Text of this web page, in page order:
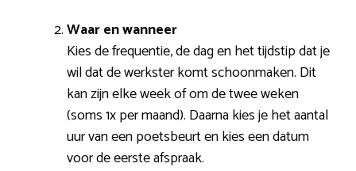
Waar en wanneer
Kies de frequentie, de dag en het tijdstip dat je
wil dat de werkster komt schoonmaken. Dit
kan zijn elke week of om de twee weken
(soms 1x per maand). Daarna kies je het aantal
uur van een poetsbeurt en kies een datum
voor de eerste afspraak.